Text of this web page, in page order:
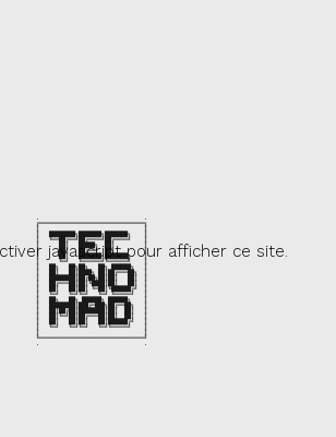
javascript pour afficher ce site.
╔════════════════════════════════╗
║                                ║
║   ████████╗███████╗███████╗    ║
║   ╚══██╔══╝██╔════╝██╔════╝    ║
║      ██║   █████╗  ██║         ║
║      ██║   ██╔══╝  ██║         ║
║      ██║   ███████╗███████╗    ║
║      ╚═╝   ╚══════╝╚══════╝    ║
║   ██╗   ██╗██╗   ██╗ ██████╗   ║
║   ██║   ██║████╗ ██║██╔═══██╗  ║
║   ████████║██╔██╗██║██║   ██║  ║
║   ██╔═══██║██║╚████║██║   ██║  ║
║   ██║   ██║██║ ╚═██║╚██████╔╝  ║
║   ╚═╝   ╚═╝╚═╝   ╚═╝ ╚═════╝   ║
║   ██╗   ██╗ ██████╗ ██████╗    ║
║   ████████║███╔═███╗██╔══██╗   ║
║   ██║██╔██║████████║██║  ██║   ║
║   ██║╚═╝██║██╔═══██║██║  ██║   ║
║   ██║   ██║██║   ██║██████╔╝   ║
║   ╚═╝   ╚═╝╚═╝   ╚═╝╚═════╝    ║
║                                ║
╚════════════════════════════════╝